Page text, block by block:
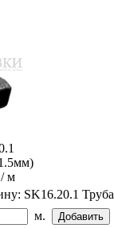
/ м
SK16.20.1 Труба
м.